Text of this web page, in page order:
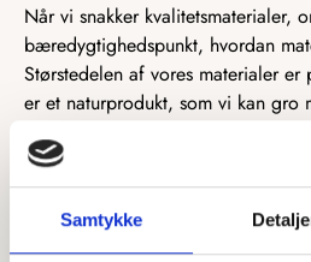
Samtykke
Når vi snakker kvalitetsmaterialer,
bæredygtighedspunkt, hvordan
Størstedelen af vores materialer
er et naturprodukt, som vi kan
benytter, kommer fra FSC-
derfor fældet med god
vores primære materiale af to
heriblandt træfiner og MDF.
som ofte bruges i produktionen af